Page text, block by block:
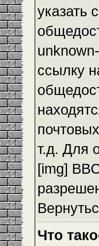
указать
ссылку
т.д. Для
[img]
Что